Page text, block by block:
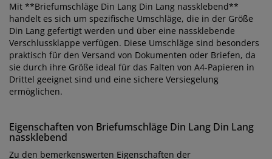
Mit **Briefumschläge Din Lang Din Lang nassklebend**
handelt es sich um spezifische Umschläge, die in der Größe
Din Lang gefertigt werden und über eine nassklebende
Verschlussklappe verfügen. Diese Umschläge sind besonders
praktisch für den Versand von Dokumenten oder Briefen, da
sie durch ihre Größe ideal für das Falten von A4-Papieren in
Drittel geeignet sind und eine sichere Versiegelung
ermöglichen.
Eigenschaften von Briefumschläge Din Lang Din Lang
nassklebend
Zu den bemerkenswerten Eigenschaften der